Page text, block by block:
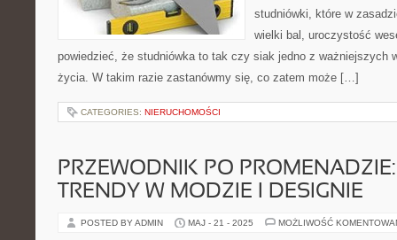
studniówki, które w
wielki bal, uroczystość
powiedzieć, że studniówka to tak czy siak jedno z ważniejszych
życia. W takim razie zastanówmy się, co zatem może […]
CATEGORIES: NIERUCHOMOŚCI
PRZEWODNIK PO
TRENDY W MODZIE I DESIGNIE
POSTED BY ADMIN MAJ - 21 - 2025 MOŻLIWOŚĆ